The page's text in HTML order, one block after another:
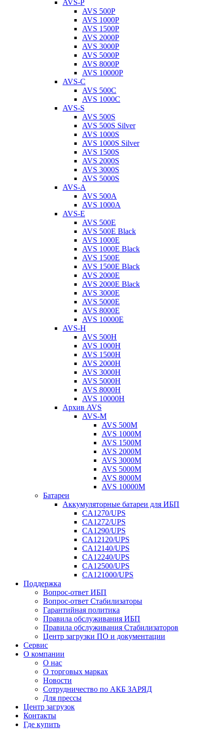
AVS-P
AVS 500P
AVS 1000P
AVS 1500P
AVS 2000P
AVS 3000P
AVS 5000P
AVS 8000P
AVS 10000P
AVS-C
AVS 500C
AVS 1000C
AVS-S
AVS 500S
AVS 500S Silver
AVS 1000S
AVS 1000S Silver
AVS 1500S
AVS 2000S
AVS 3000S
AVS 5000S
AVS-A
AVS 500A
AVS 1000A
AVS-E
AVS 500E
AVS 500E Black
AVS 1000E
AVS 1000E Black
AVS 1500E
AVS 1500E Black
AVS 2000E
AVS 2000E Black
AVS 3000E
AVS 5000E
AVS 8000E
AVS 10000E
AVS-H
AVS 500H
AVS 1000H
AVS 1500H
AVS 2000H
AVS 3000H
AVS 5000H
AVS 8000H
AVS 10000H
Архив AVS
AVS-M
AVS 500M
AVS 1000M
AVS 1500M
AVS 2000M
AVS 3000M
AVS 5000M
AVS 8000M
AVS 10000M
Батареи
Аккумуляторные батареи для ИБП
CA1270/UPS
CA1272/UPS
CA1290/UPS
CA12120/UPS
CA12140/UPS
CA12240/UPS
CA12500/UPS
CA121000/UPS
Поддержка
Вопрос-ответ ИБП
Вопрос-ответ Стабилизаторы
Гарантийная политика
Правила обслуживания ИБП
Правила обслуживания Стабилизаторов
Центр загрузки ПО и документации
Сервис
О компании
О нас
О торговых марках
Новости
Сотрудничество по АКБ ЗАРЯД
Для прессы
Центр загрузок
Контакты
Где купить